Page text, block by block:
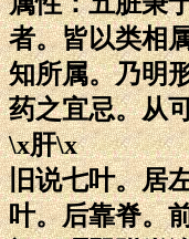
者。皆以类相
知所属。乃明
药之宜忌。从
\x肝\x
旧说七叶。居
叶。后靠脊。